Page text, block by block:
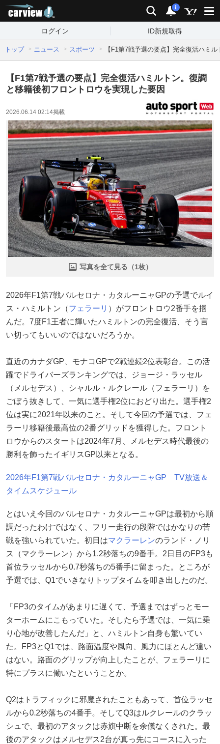
検索 通知
i
ログイン ID新規取得
トップ ニュース スポーツ 【F1第7戦予選の要点】完全復活ハミ
【F1第7戦予選の要点】完全復活ハミルトン。復調
と移籍後初フロントロウを実現した要因
2026.06.14 02:14掲載
写真を全て見る（1枚）
2026年F1第7戦バルセロナ・カタルーニャGPの予選でルイ
ス・ハミルトン（フェラーリ ）がフロントロウ2番手を掴
んだ。7度F1王者に輝いたハミルトンの完全復活、そう言
い切ってもいいのではないだろうか。
直近のカナダGP、モナコGPで2戦連続2位表彰台。この活
躍でドライバーズランキングでは、ジョージ・ラッセル
（メルセデス）、シャルル・ルクレール（フェラーリ）を
ごぼう抜きして、一気に選手権2位におどり出た。選手権2
位は実に2021年以来のこと。そして今回の予選では、フェ
ラーリ移籍後最高位の2番グリッドを獲得した。フロント
ロウからのスタートは2024年7月、メルセデス時代最後の
勝利を飾ったイギリスGP以来となる。
2026年F1第7戦バルセロナ・カタルーニャGP TV放送＆
タイムスケジュール
とはいえ今回のバルセロナ・カタルーニャGPは最初から順
調だったわけではなく、フリー走行の段階ではかなりの苦
戦を強いられていた。初日はマクラーレンのランド・ノリ
ス（マクラーレン）から1.2秒落ちの9番手。2日目のFP3も
首位ラッセルから0.7秒落ちの5番手に留まった。ところが
予選では、Q1でいきなりトップタイムを叩き出したのだ。
「FP3のタイムがあまりに遅くて、予選まではずっとモー
ターホームにこもっていた。そしたら予選では、一気に乗
り心地が改善したんだ」と、ハミルトン自身も驚いてい
た。FP3とQ1では、路面温度や風向、風力にほとんど違い
はない。路面のグリップが向上したことが、フェラーリに
特にプラスに働いたということか。
Q2はトラフィックに邪魔されたこともあって、首位ラッセ
ルから0.2秒落ちの4番手。そしてQ3はルクレールのクラッ
シュで、最初のアタックは赤旗中断を余儀なくされた。最
後のアタックはメルセデス2台が真っ先にコースに入った